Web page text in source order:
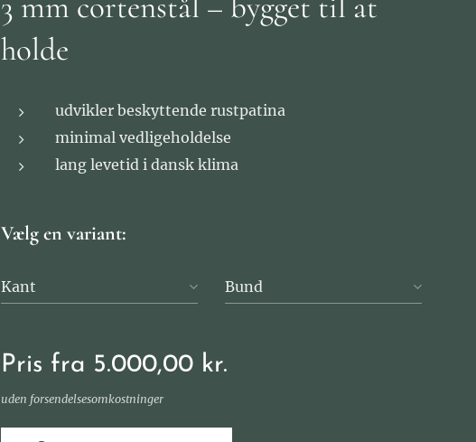
holde
udvikler beskyttende rustpatina
minimal vedligeholdelse
lang levetid i dansk klima
Vælg en variant:
Kant Bund
Pris fra 5.000,00 kr.
uden forsendelsesomkostninger